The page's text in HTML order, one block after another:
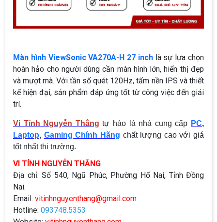
Màn hình ViewSonic VA270A-H 27 inchlà sự lựa chọn
hoàn hảo cho người dùng cần màn hình lớn, hiển thị đẹp
và mượt mà. Với tần số quét 120Hz, tấm nền IPS và thiết
kế hiện đại, sản phẩm đáp ứng tốt từ công việc đến giải
trí.
Vi Tính Nguyễn Thắng tự hào là nhà cung cấp PC,
Laptop, Gaming Chính Hãng chất lượng cao với giá
tốt nhất thị trường.
VI TÍNH NGUYỄN THẮNG
Địa chỉ: Số 540, Ngũ Phúc, Phường Hố Nai, Tỉnh Đồng
Nai.
Email: vitinhnguyenthang@gmail.com
Hotline: 093748.5353